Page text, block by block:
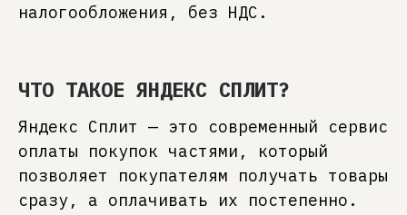
налогообложения, без НДС.
ЧТО ТАКОЕ ЯНДЕКС СПЛИТ?
Яндекс Сплит — это современный сервис
оплаты покупок частями, который
позволяет покупателям получать товары
сразу, а оплачивать их постепенно.